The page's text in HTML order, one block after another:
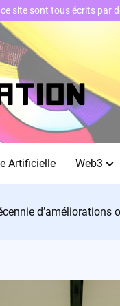
Artificielle Web3
d’améliorations
site sont tous écrits par